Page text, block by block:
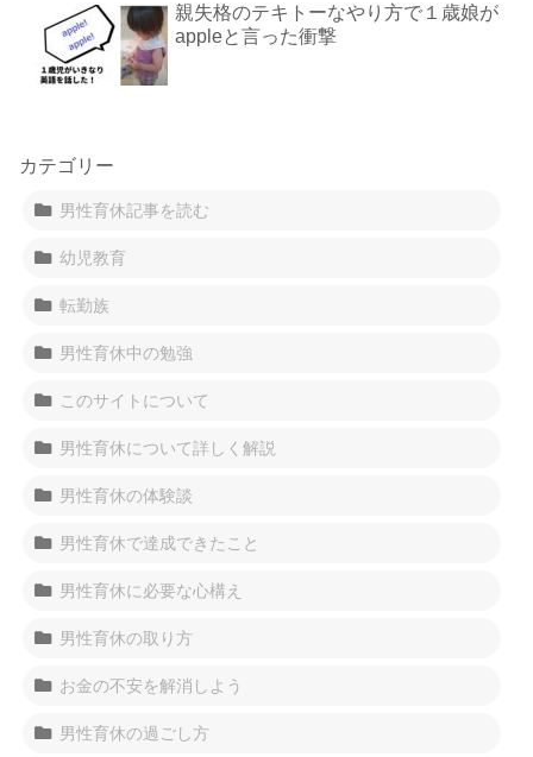
親失格のテキトーなやり方で１歳娘が
appleと言った衝撃
カテゴリー
男性育休記事を読む
幼児教育
転勤族
男性育休中の勉強
このサイトについて
男性育休について詳しく解説
男性育休の体験談
男性育休で達成できたこと
男性育休に必要な心構え
男性育休の取り方
お金の不安を解消しよう
男性育休の過ごし方